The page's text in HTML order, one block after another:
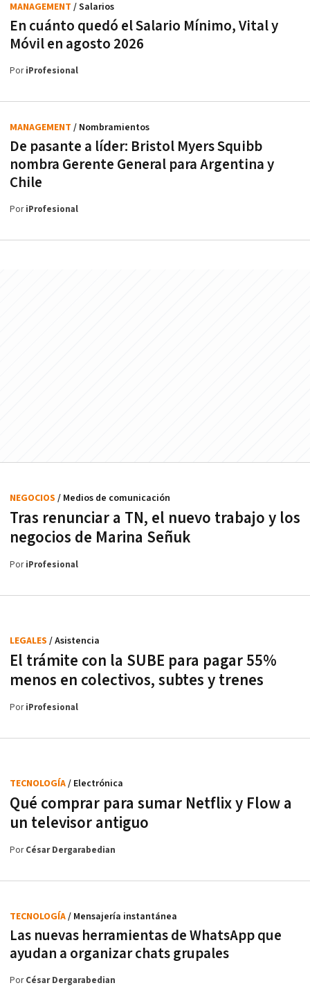
En cuánto quedó el Salario Mínimo, Vital y
Móvil en agosto 2026
MANAGEMENT / Salarios
PoriProfesional
De pasante a líder: Bristol Myers Squibb
nombra Gerente General para Argentina y
Chile
MANAGEMENT / Nombramientos
PoriProfesional
Tras renunciar a TN, el nuevo trabajo y los
negocios de Marina Señuk
NEGOCIOS / Medios de comunicación
PoriProfesional
El trámite con la SUBE para pagar 55%
menos en colectivos, subtes y trenes
LEGALES / Asistencia
PoriProfesional
Qué comprar para sumar Netflix y Flow a
un televisor antiguo
TECNOLOGÍA/ Electrónica
PorCésar Dergarabedian
Las nuevas herramientas de WhatsApp que
ayudan a organizar chats grupales
TECNOLOGÍA/ Mensajería instantánea
PorCésar Dergarabedian